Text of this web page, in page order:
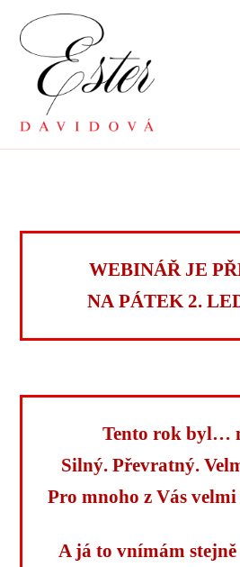
WEBINÁŘ JE
NA PÁTEK 2.
Tento rok byl…
Silný. Převratný.
Pro mnoho z Vás
A já to vnímám stejně